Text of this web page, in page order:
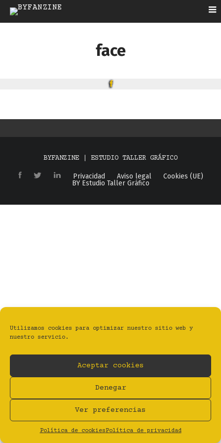
Utilizamos cookies para optimizar nuestro sitio web y
nuestro servicio.
Aceptar cookies
Denegar
Ver preferencias
Política de cookiesPolítica de privacidad
face
BYFANZINE | ESTUDIO TALLER GRÁFICO
Privacidad Aviso legal
Cookies (UE)
BY Estudio Taller Gráfico